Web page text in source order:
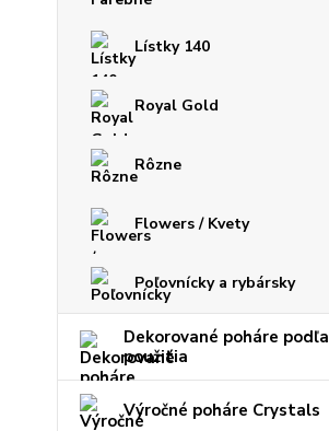
Lístky 140
Royal Gold
Rôzne
Flowers / Kvety
Poľovnícky a rybársky
Dekorované poháre podľa
použitia
Výročné poháre Crystals